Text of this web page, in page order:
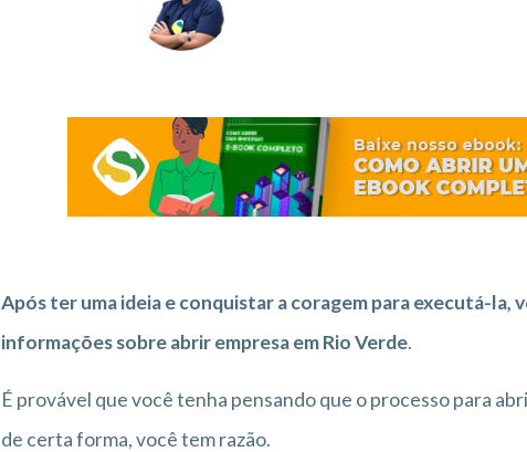
Após ter uma ideia e conquistar a coragem para executá-
informações sobre abrir empresa em Rio Verde.
É provável que você tenha pensando que o processo para
de certa forma, você tem razão.